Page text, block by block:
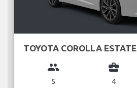
TOYOTA COROLLA ESTATE
group
5
business_center
4